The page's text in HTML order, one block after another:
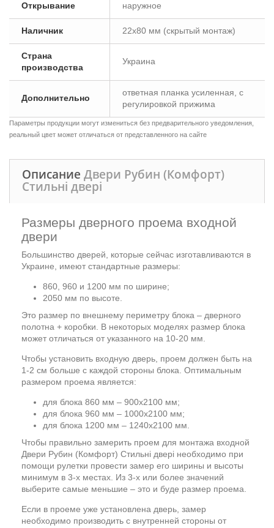
Открывание наружное
Наличник 22х80 мм (скрытый монтаж)
Страна
производства
Украина
Дополнительно
ответная планка усиленная, с
регулировкой прижима
Параметры продукции могут измениться без предварительного уведомления,
реальный цвет может отличаться от представленного на сайте
Описание Двери Рубин (Комфорт)
Стильні двері
Размеры дверного проема входной
двери
Большинство дверей, которые сейчас изготавливаются в
Украине, имеют стандартные размеры:
860, 960 и 1200 мм по ширине;
2050 мм по высоте.
Это размер по внешнему периметру блока – дверного
полотна + коробки. В некоторых моделях размер блока
может отличаться от указанного на 10-20 мм.
Чтобы установить входную дверь, проем должен быть на
1-2 см больше с каждой стороны блока. Оптимальным
размером проема является:
для блока 860 мм – 900х2100 мм;
для блока 960 мм – 1000х2100 мм;
для блока 1200 мм – 1240х2100 мм.
Чтобы правильно замерить проем для монтажа входной
Двери Рубин (Комфорт) Стильні двері необходимо при
помощи рулетки провести замер его ширины и высоты
минимум в 3-х местах. Из 3-х или более значений
выберите самые меньшие – это и буде размер проема.
Если в проеме уже установлена дверь, замер
необходимо производить с внутренней стороны от